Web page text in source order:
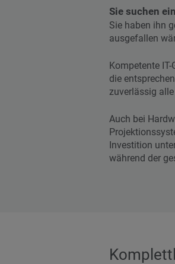
Sie suchen
Sie haben ihn
ausgefallen
Kompetente
die
zuverlässig
Auch bei
Investition
während der